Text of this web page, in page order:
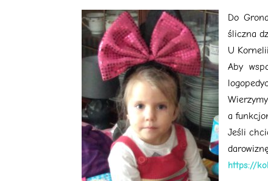
Do
śliczna
U
Aby
a
Jeśli
https://